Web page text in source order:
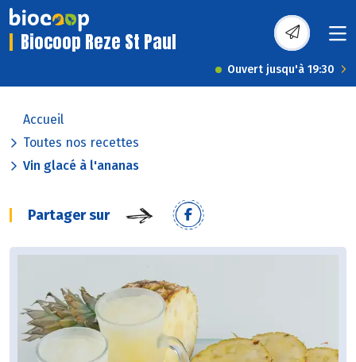
Biocoop Reze St Paul
Ouvert jusqu'à 19:30
Accueil
Toutes nos recettes
Vin glacé à l'ananas
Partager sur